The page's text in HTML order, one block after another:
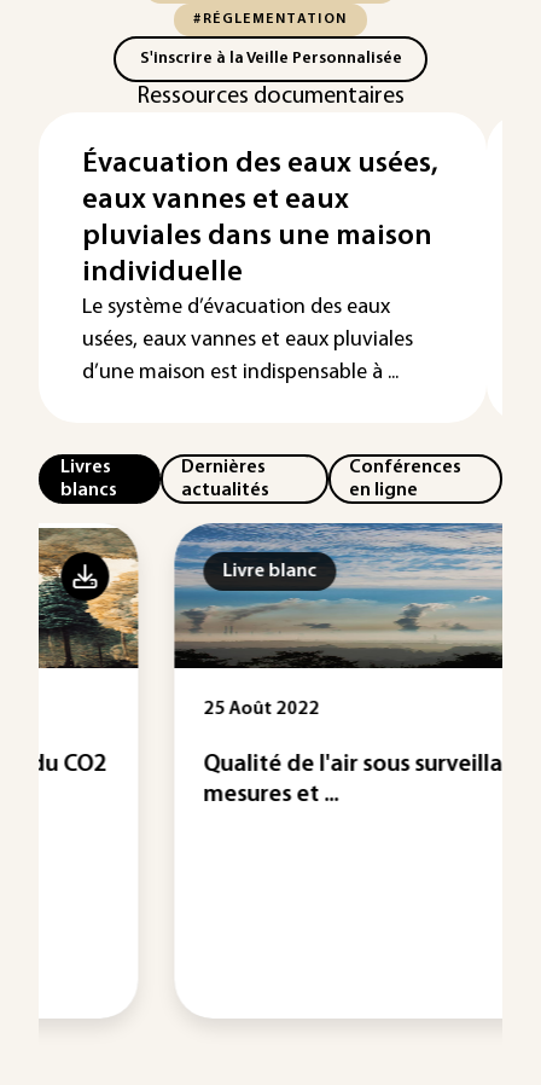
#RÉGLEMENTATION
S'inscrire à la Veille Personnalisée
Ressources documentaires
Évacuation des eaux usées,
eaux vannes et eaux
pluviales dans une maison
individuelle
Le système d’évacuation des eaux
usées, eaux vannes et eaux pluviales
d’une maison est indispensable à ...
Livres
blancs
Dernières
actualités
Conférences
en ligne
Livre blanc
Qualité de l'air sous surveillance :
mesures et ...